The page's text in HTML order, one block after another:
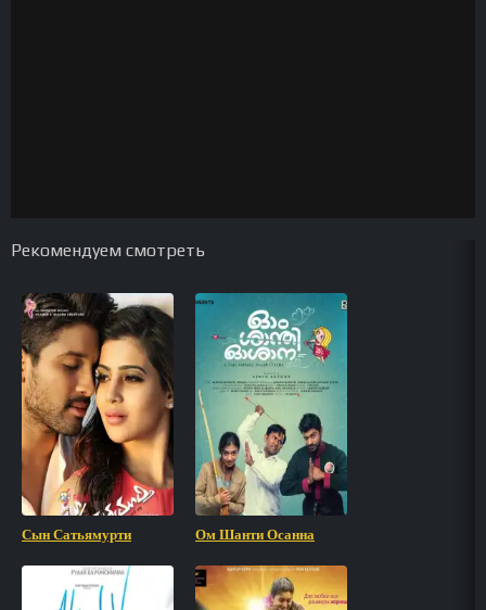
Рекомендуем смотреть
Сын Сатьямурти Ом Шанти Осанна